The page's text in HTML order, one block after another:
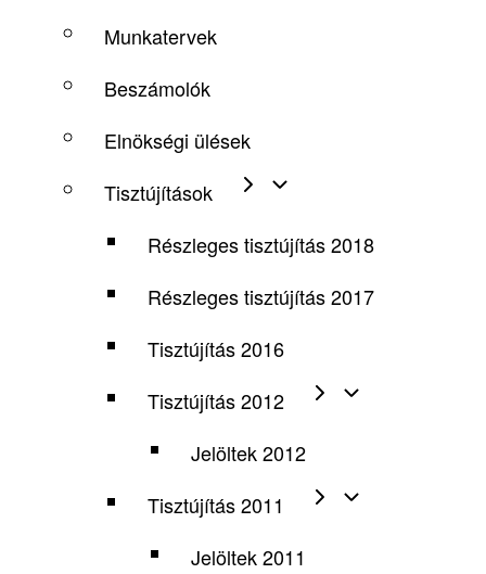
Munkatervek
Beszámolók
Elnökségi ülések
Tisztújítások
Részleges tisztújítás 2018
Részleges tisztújítás 2017
Tisztújítás 2016
Tisztújítás 2012
Jelöltek 2012
Tisztújítás 2011
Jelöltek 2011